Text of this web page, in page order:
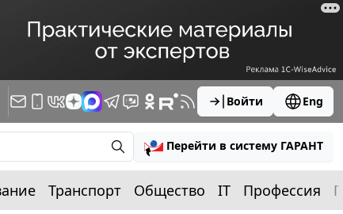
Войти Eng
Перейти в систему ГАРАНТ
Транспорт Общество IT Профессия